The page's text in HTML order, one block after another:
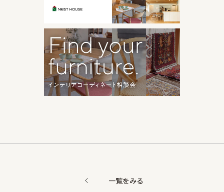
一覧をみる